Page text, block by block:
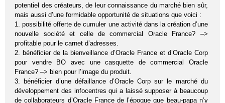
potentiel des créateurs, de leur connaissance du marché bien sûr,
mais aussi d’une formidable opportunité de situations que voici :
1. possibilité offerte de cumuler une activité dans la création d’une
nouvelle société et celle de commercial Oracle France? –>
profitable pour le carnet d’adresses.
2. bénéficier de la bienveillance d’Oracle France et d’Oracle Corp
pour vendre BO avec une casquette de commercial Oracle
France? –> bien pour l’image du produit.
3. bénéficier d’une défaillance d’Oracle Corp sur le marché du
développement des infocentres qui a laissé supposer à beaucoup
de collaborateurs d’Oracle France de l’époque que beau-papa n’y